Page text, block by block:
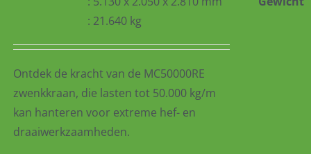
: 21.640 kg
Ontdek de kracht van de MC50000RE
zwenkkraan, die lasten tot 50.000 kg/m
kan hanteren voor extreme hef- en
draaiwerkzaamheden.